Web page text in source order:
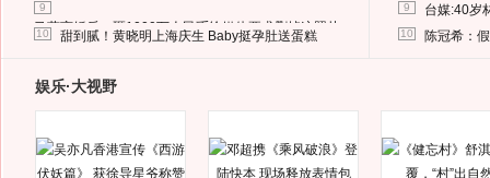
9
马蓉离婚后，砸1000万人民币给媒体要求删掉这照片
10 甜到腻！黄晓明上海庆生 Baby挺孕肚送蛋糕
9 台媒:40岁
10 陈冠希：
娱乐·大视野